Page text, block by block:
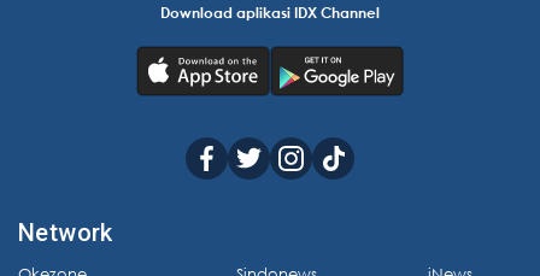
Download aplikasi IDX Channel
Network